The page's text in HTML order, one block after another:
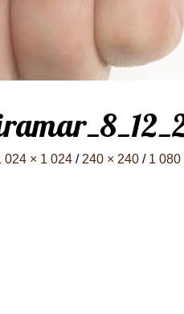
024 × 1 024 / 240 × 240 / 1 080